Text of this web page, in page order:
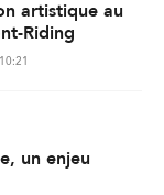
artistique au
Riding
un enjeu